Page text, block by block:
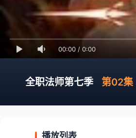
00:00 / 0:00
全职法师第七季 第02集
播放列表